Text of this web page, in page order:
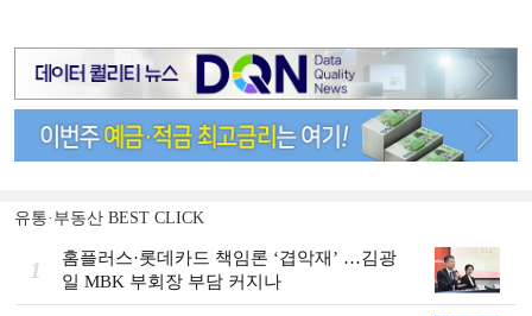
유통·부동산 BEST CLICK
1
홈플러스·롯데카드 책임론 ‘겹악재’ …김광
일 MBK 부회장 부담 커지나